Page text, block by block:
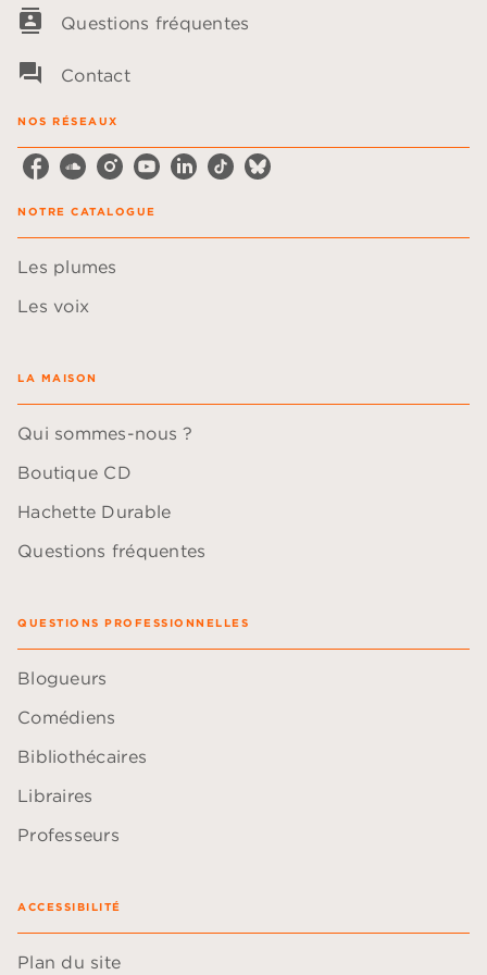
contacts Questions fréquentes
question_answer Contact
NOS RÉSEAUX
NOTRE CATALOGUE
Les plumes
Les voix
LA MAISON
Qui sommes-nous ?
Boutique CD
Hachette Durable
Questions fréquentes
QUESTIONS PROFESSIONNELLES
Blogueurs
Comédiens
Bibliothécaires
Libraires
Professeurs
ACCESSIBILITÉ
Plan du site